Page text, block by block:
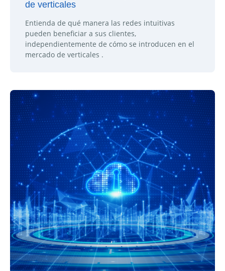
de verticales
Entienda de qué manera las redes intuitivas
pueden beneficiar a sus clientes,
independientemente de cómo se introducen en el
mercado de verticales .